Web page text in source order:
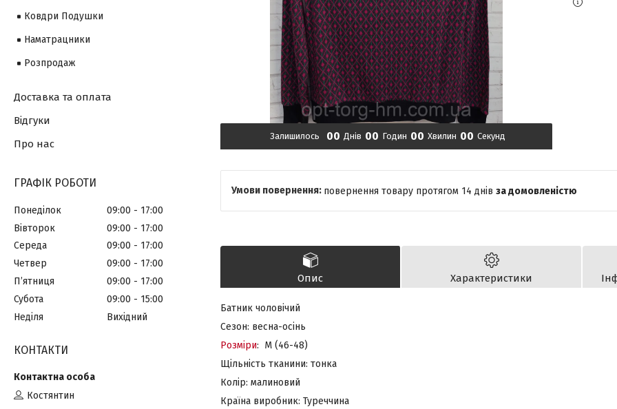
Залишилось 00 Днів 00 Годин 00 Хвилин 00 Секунд
повернення товару протягом 14 днів за домовленістю
Опис Характеристики
Батник чоловічий
Сезон: весна-осінь
Розміри: M (46-48)
Щільність тканини: тонка
Колір: малиновий
Країна виробник: Туреччина
Ковдри Подушки
Наматрацники
Розпродаж
Доставка та оплата
Відгуки
Про нас
ГРАФІК РОБОТИ
Понеділок 09:00
17:00
Вівторок
09:00
17:00
Середа
09:00
17:00
Четвер
09:00
17:00
Пʼятниця
09:00
17:00
Субота
09:00
15:00
Неділя
Вихідний
КОНТАКТИ
Костянтин